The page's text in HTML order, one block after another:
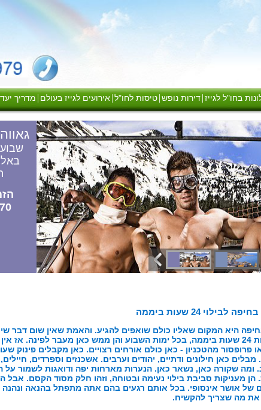
בחו"ל לגייז|דירות נופש|טיסות לחו"ל|אירועים לגייז בעולם | מדריך
24 שעות ביממה
היא המקום שאליו כולם שואפים להגיע. והאמת שאין שום דבר
לכאן. הדירות פועלות 24 שעות ביממה, בכל ימות השבוע והן ממש כאן מעבר
פרופסור מהטכניון - כאן כולם אורחים רצויים. כאן מקבלים פינוק
כאן חילונים ודתיים, יהודים וערבים. אשכנזים וספרדים,
ומה שקורה כאן, נשאר כאן. הנערות מארחות יפה ודואגות לשמור על
מעניקות סביבת בילוי נעימה ובטוחה, וזהו חלק מסוד הקסם.
של אושר אינסופי. בכל אותם רגעים בהם אתה מתפתל בהנאה
מה שצריך להקשיח.